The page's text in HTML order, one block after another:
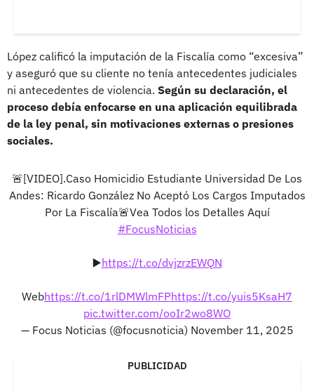
López calificó la imputación de la Fiscalía como “excesiva”
y aseguró que su cliente no tenía antecedentes judiciales
ni antecedentes de violencia. Según su declaración, el
proceso debía enfocarse en una aplicación equilibrada
de la ley penal, sin motivaciones externas o presiones
sociales.
🚨[VIDEO].Caso Homicidio Estudiante Universidad De Los
Andes: Ricardo González No Aceptó Los Cargos Imputados
Por La Fiscalía🚨Vea Todos los Detalles Aquí
#FocusNoticias
▶️https://t.co/dvjzrzEWQN
Webhttps://t.co/1rlDMWlmFPhttps://t.co/yuis5KsaH7
pic.twitter.com/ooIr2wo8WO
— Focus Noticias (@focusnoticia) November 11, 2025
PUBLICIDAD